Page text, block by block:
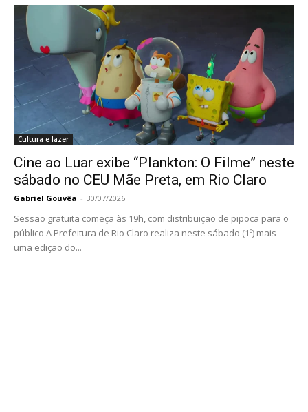
Cultura e lazer
Cine ao Luar exibe “Plankton: O Filme” neste
sábado no CEU Mãe Preta, em Rio Claro
Gabriel Gouvêa - 30/07/2026
Sessão gratuita começa às 19h, com distribuição de pipoca para o
público A Prefeitura de Rio Claro realiza neste sábado (1º) mais
uma edição do...